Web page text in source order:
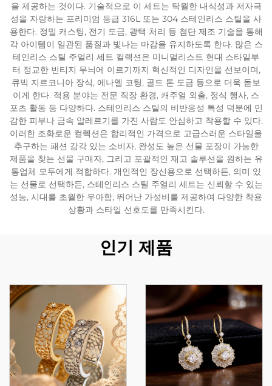
을 제공하는 것이다. 기술적으로 이 세트는 탁월한 내식성과 저자극
성을 자랑하는 프리미엄 등급 316L 또는 304 스테인리스 스틸을 사
용한다. 정밀 캐스팅, 전기 도금, 광택 처리 등 첨단 제조 기술을 통해
각 아이템이 일관된 품질과 빛나는 마감을 유지하도록 한다. 많은 스
테인리스 스틸 주얼리 세트 컬렉션은 미니멀리스트 현대 스타일부
터 정교한 빈티지 무늬에 이르기까지 혁신적인 디자인을 선보이며,
큐빅 지르코니아 장식, 에나멜 코팅, 골드 톤 도금 등으로 더욱 돋보
이게 한다. 적용 분야는 전문 직장 환경, 캐주얼 외출, 정식 행사, 스
포츠 활동 등 다양하다. 스테인리스 스틸의 비반응성 특성 덕분에 민
감한 피부나 금속 알레르기를 가진 사람도 안심하고 착용할 수 있다.
이러한 조화로운 컬렉션은 합리적인 가격으로 고급스러운 스타일을
추구하는 패션 감각 있는 소비자, 완성도 높은 선물 포장이 가능한
제품을 찾는 선물 구매자, 그리고 포괄적인 재고 솔루션을 원하는 유
통업체 모두에게 적합하다. 개인적인 장신용으로 선택하든, 의미 있
는 선물로 선택하든, 스테인리스 스틸 주얼리 세트는 신뢰할 수 있는
성능, 시대를 초월한 우아함, 뛰어난 가성비를 제공하여 다양한 착용
상황과 스타일 선호도를 만족시킨다.
인기 제품